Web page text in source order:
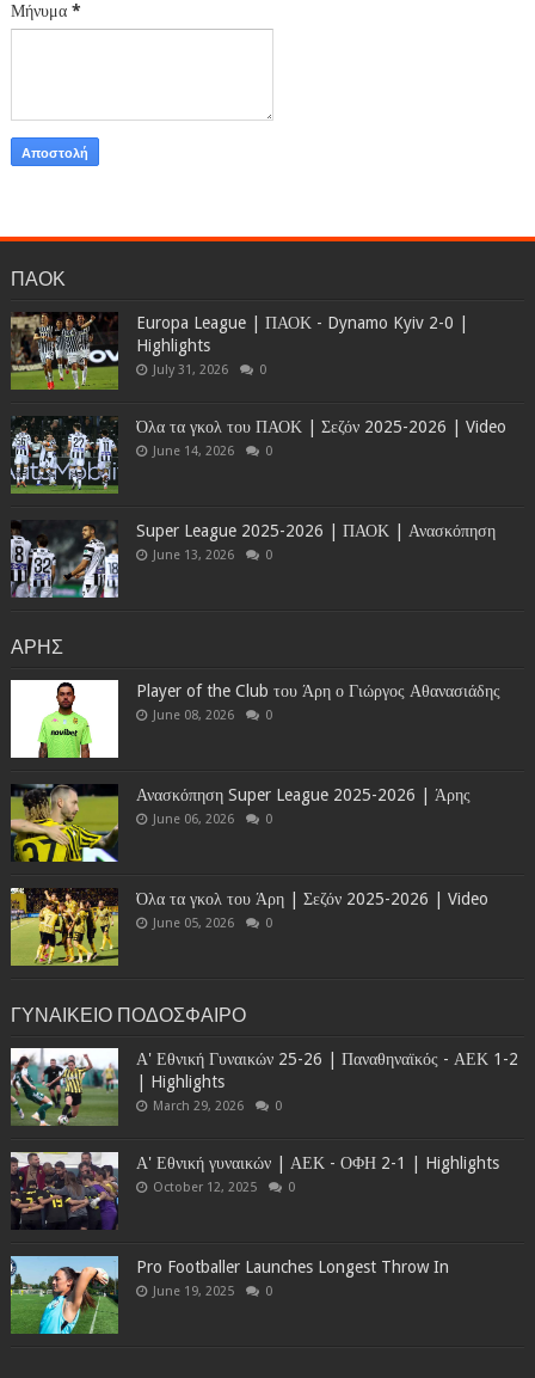
Μήνυμα *
ΠΑΟΚ
Europa League | ΠΑΟΚ - Dynamo Kyiv 2-0 |
Highlights
July 31, 2026 0
Όλα τα γκολ του ΠΑΟΚ | Σεζόν 2025-2026 | Video
June 14, 2026 0
Super League 2025-2026 | ΠΑΟΚ | Ανασκόπηση
June 13, 2026 0
ΑΡΗΣ
Player of the Club του Άρη ο Γιώργος Αθανασιάδης
June 08, 2026 0
Ανασκόπηση Super League 2025-2026 | Άρης
June 06, 2026 0
Όλα τα γκολ του Άρη | Σεζόν 2025-2026 | Video
June 05, 2026 0
ΓΥΝΑΙΚΕΙΟ ΠΟΔΟΣΦΑΙΡΟ
Α' Εθνική Γυναικών 25-26 | Παναθηναϊκός - ΑΕΚ 1-2
| Highlights
March 29, 2026 0
Α' Εθνική γυναικών | ΑΕΚ - ΟΦΗ 2-1 | Highlights
October 12, 2025 0
Pro Footballer Launches Longest Throw In
June 19, 2025 0